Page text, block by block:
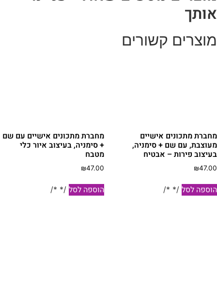
קשורים
מתכונים אישיים
עם שם + סימניה,
פירות – אבטיח
₪
לסל /* */
מחברת מתכונים אישיים עם שם
+ סימניה, בעיצוב איור כלי
מטבח
₪47.00
הוספה לסל /* */